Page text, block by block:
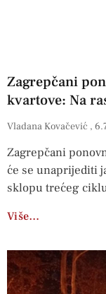
Zagrepčani
kvartove: Na
Vladana Kovačević
Zagrepčani
će se unaprijediti
sklopu trećeg
Više…